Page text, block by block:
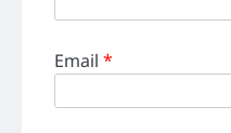
Email *